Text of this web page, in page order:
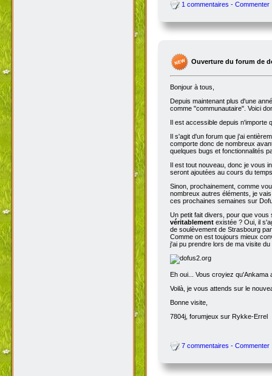
1 commentaires - Commenter
Ouverture du forum de
Bonjour à tous,
Depuis maintenant plus d'une
comme "communautaire". Voici
Il est accessible depuis n'importe
Il s'agit d'un forum que j'ai
comporte donc de nombreux
quelques bugs et fonctionnalités
Il est tout nouveau, donc je vous
seront ajoutées au cours du
Sinon, prochainement, comme
nombreux autres éléments, je
ces prochaines semaines sur
Un petit fait divers, pour que vous
véritablement existée ? Oui, il
de soulèvement de Strasbourg
Comme on est toujours mieux
j'ai pu prendre lors de ma visite
Eh oui... Vous croyiez
Voilà, je vous attends sur le
Bonne visite,
7804j, forumjeux sur Rykke-Errel
7 commentaires - Commenter